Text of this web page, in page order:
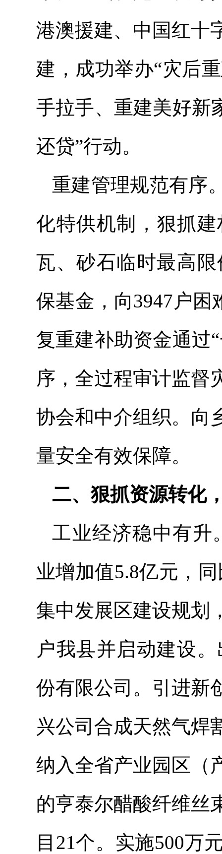
港澳援建、中国红十
建，成功举办“灾后
手拉手、重建美好新
还贷”行动。
重建管理规范有序
化特供机制，狠抓
瓦、砂石临时最高
保基金，向3947户困
复重建补助资金通过
序，全过程审计监督
协会和中介组织。向
量安全有效保障。
二、狠抓资源转化
工业经济稳中有升
业增加值5.8亿元，
集中发展区建设规划
户我县并启动建设
份有限公司。引进新
兴公司合成天然气焊
纳入全省产业园区（
的亨泰尔醋酸纤维丝
目21个。实施500万